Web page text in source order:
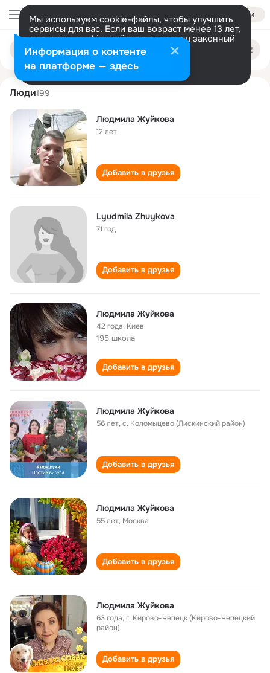
Войти
Мы используем cookie-файлы, чтобы улучшить
сервисы для вас. Если ваш возраст менее 13 лет,
настроить cookie-файлы должен ваш законный
представитель. Больше информации
Разрешить все Настроить
Поиск
людям
lyudmila zhuykova
Люди199
Людмила Жуйкова
12 лет
Добавить в друзья
Lyudmila Zhuykova
71 год
Добавить в друзья
Людмила Жуйкова
42 года, Киев
195 школа
Добавить в друзья
Людмила Жуйкова
56 лет,с. Коломыцево (Лискинский район)
Добавить в друзья
Людмила Жуйкова
55 лет, Москва
Добавить в друзья
Людмила Жуйкова
63 года,г. Кирово-Чепецк (Кирово-Чепецкий
район)
Добавить в друзья
Информация о контенте
на платформе — здесь